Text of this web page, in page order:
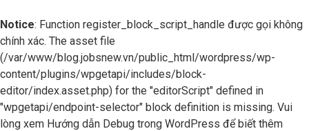
Notice: Function register_block_script_handle được gọi không
chính xác. The asset file
(/var/www/blog.jobsnew.vn/public_html/wordpress/wp-
content/plugins/wpgetapi/includes/block-
editor/index.asset.php) for the "editorScript" defined in
"wpgetapi/endpoint-selector" block definition is missing. Vui
lòng xem Hướng dẫn Debug trong WordPress để biết thêm